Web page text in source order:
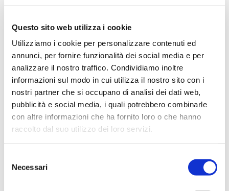
Questo sito web utilizza i cookie
Utilizziamo i cookie per personalizzare contenuti ed
annunci, per fornire funzionalità dei social media e per
analizzare il nostro traffico. Condividiamo inoltre
informazioni sul modo in cui utilizza il nostro sito con i
nostri partner che si occupano di analisi dei dati web,
pubblicità e social media, i quali potrebbero combinarle
con altre informazioni che ha fornito loro o che hanno
raccolto dal suo utilizzo dei loro servizi.
delNecessari